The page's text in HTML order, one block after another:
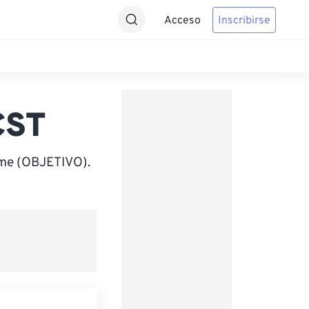
Acceso Inscribirse
(OBJETIVO).